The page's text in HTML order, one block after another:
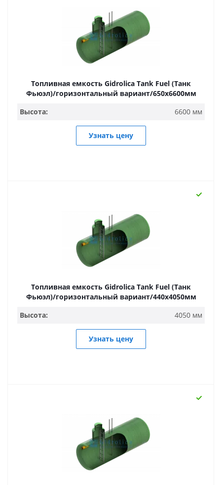
Топливная емкость Gidrolica Tank Fuel (Танк
Фьюэл)/горизонтальный вариант/650х6600мм
Высота:
6600 мм
Узнать цену
Топливная емкость Gidrolica Tank Fuel (Танк
Фьюэл)/горизонтальный вариант/440х4050мм
Высота:
4050 мм
Узнать цену